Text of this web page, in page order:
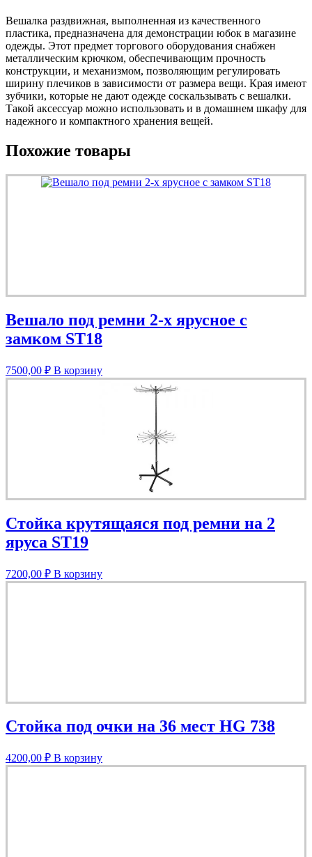
Вешалка раздвижная, выполненная из качественного
пластика, предназначена для демонстрации юбок в магазине
одежды. Этот предмет торгового оборудования снабжен
металлическим крючком, обеспечивающим прочность
конструкции, и механизмом, позволяющим регулировать
ширину плечиков в зависимости от размера вещи. Края имеют
зубчики, которые не дают одежде соскальзывать с вешалки.
Такой аксессуар можно использовать и в домашнем шкафу для
надежного и компактного хранения вещей.
Похожие товары
Вешало под ремни 2-х ярусное с
замком ST18
7500,00 ₽ В корзину
Стойка крутящаяся под ремни на 2
яруса ST19
7200,00 ₽ В корзину
Стойка под очки на 36 мест HG 738
4200,00 ₽ В корзину